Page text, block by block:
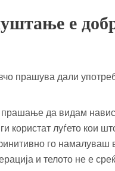
е
прашува дали
да видам
користат луѓето кои
го намалуваш
и телото не е